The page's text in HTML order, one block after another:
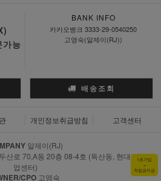
1초가입
+
적립금지급
가능
BANK INFO
카카오뱅크 3333-29-0540250
고영숙(알제이(RJ))
배송조회
개인정보취급방침 고객센터
알제이(RJ)
산로 70,A동 20층 08-4호 (독산동, 현대지식산
업센터)
CPO 고영숙